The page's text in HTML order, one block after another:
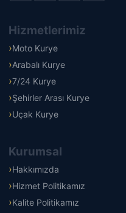
Hizmetlerimiz
Moto Kurye
Arabalı Kurye
7/24 Kurye
Şehirler Arası Kurye
Uçak Kurye
Kurumsal
Hakkımızda
Hizmet Politikamız
Kalite Politikamız